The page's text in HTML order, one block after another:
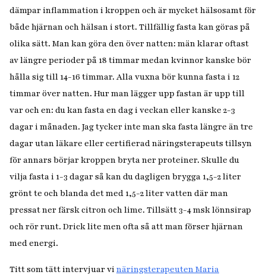
dämpar inflammation i kroppen och är mycket hälsosamt för
både hjärnan och hälsan i stort. Tillfällig fasta kan göras på
olika sätt. Man kan göra den över natten: män klarar oftast
av längre perioder på 18 timmar medan kvinnor kanske bör
hålla sig till 14-16 timmar. Alla vuxna bör kunna fasta i 12
timmar över natten. Hur man lägger upp fastan är upp till
var och en: du kan fasta en dag i veckan eller kanske 2-3
dagar i månaden. Jag tycker inte man ska fasta längre än tre
dagar utan läkare eller certifierad näringsterapeuts tillsyn
för annars börjar kroppen bryta ner proteiner. Skulle du
vilja fasta i 1-3 dagar så kan du dagligen brygga 1,5-2 liter
grönt te och blanda det med 1,5-2 liter vatten där man
pressat ner färsk citron och lime. Tillsätt 3-4 msk lönnsirap
och rör runt. Drick lite men ofta så att man förser hjärnan
med energi.
Titt som tätt intervjuar vinäringsterapeuten Maria